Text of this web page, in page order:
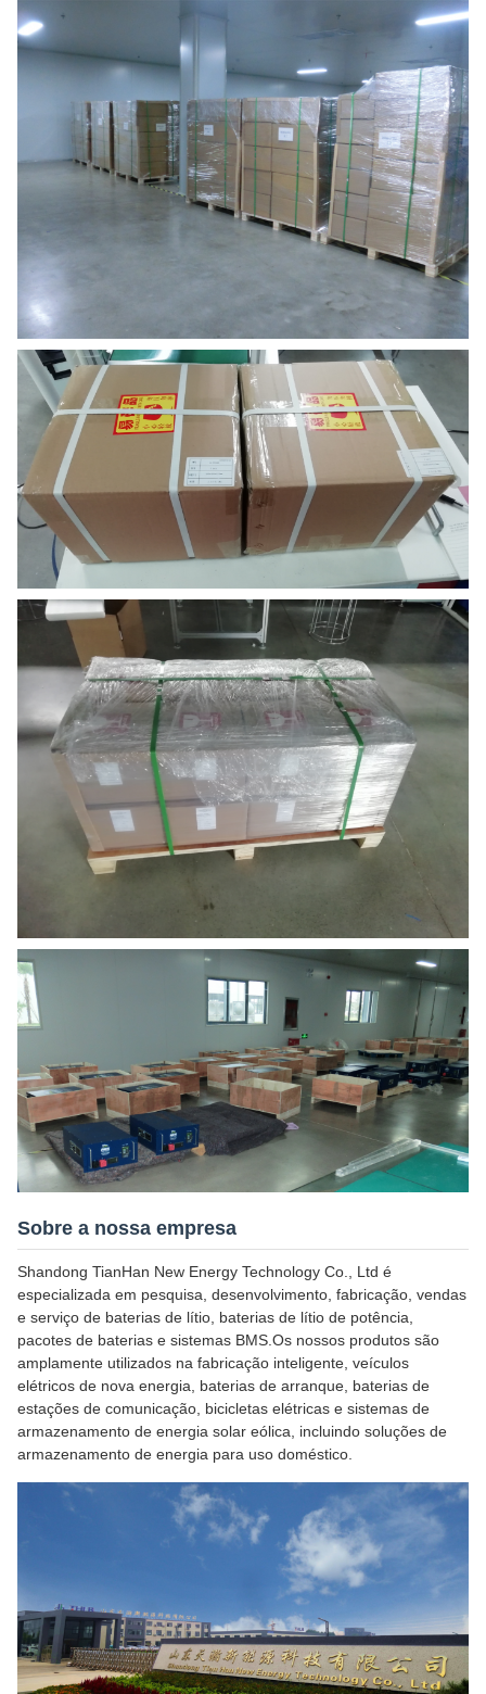
Sobre a nossa empresa
Shandong TianHan New Energy Technology Co., Ltd é
especializada em pesquisa, desenvolvimento, fabricação, vendas
e serviço de baterias de lítio, baterias de lítio de potência,
pacotes de baterias e sistemas BMS.Os nossos produtos são
amplamente utilizados na fabricação inteligente, veículos
elétricos de nova energia, baterias de arranque, baterias de
estações de comunicação, bicicletas elétricas e sistemas de
armazenamento de energia solar eólica, incluindo soluções de
armazenamento de energia para uso doméstico.